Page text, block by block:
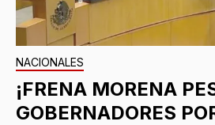
NACIONALES
¡FRENA MORENA
GOBERNADORES